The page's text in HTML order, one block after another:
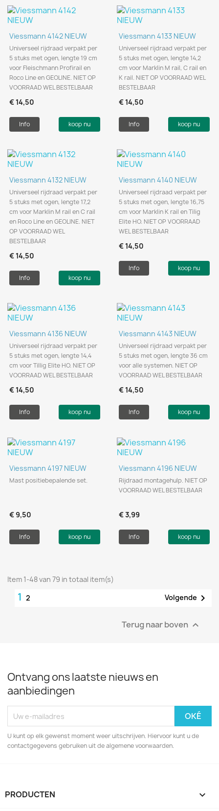
Viessmann 4142 NIEUW
Universeel rijdraad verpakt per
5 stuks met ogen, lengte 19 cm
voor Fleischmann Profirail en
Roco Line en GEOLINE. NIET OP
VOORRAAD WEL BESTELBAAR
€ 14,50
Info koop nu
Viessmann 4133 NIEUW
Universeel rijdraad verpakt per
5 stuks met ogen, lengte 14,2
cm voor Marklin M rail, C rail en
K rail. NIET OP VOORRAAD WEL
BESTELBAAR
€ 14,50
Info koop nu
Viessmann 4132 NIEUW
Universeel rijdraad verpakt per
5 stuks met ogen, lengte 17,2
cm voor Marklin M rail en C rail
en Roco Line en GEOLINE. NIET
OP VOORRAAD WEL
BESTELBAAR
€ 14,50
Info koop nu
Viessmann 4140 NIEUW
Universeel rijdraad verpakt per
5 stuks met ogen, lengte 16,75
cm voor Marklin K rail en Tilig
Elite HO. NIET OP VOORRAAD
WEL BESTELBAAR
€ 14,50
Info koop nu
Viessmann 4136 NIEUW
Universeel rijdraad verpakt per
5 stuks met ogen, lengte 14,4
cm voor Tillig Elite HO. NIET OP
VOORRAAD WEL BESTELBAAR
€ 14,50
Info koop nu
Viessmann 4143 NIEUW
Universeel rijdraad verpakt per
5 stuks met ogen, lengte 36 cm
voor alle systemen. NIET OP
VOORRAAD WEL BESTELBAAR
€ 14,50
Info koop nu
Viessmann 4197 NIEUW
Mast positiebepalende set.
€ 9,50
Info koop nu
Viessmann 4196 NIEUW
Rijdraad montagehulp. NIET OP
VOORRAAD WEL BESTELBAAR
€ 3,99
Info koop nu
Item 1-48 van 79 in totaal item(s)
1 2 Volgende 
Terug naar boven 
Ontvang ons laatste nieuws en
aanbiedingen
U kunt op elk gewenst moment weer uitschrijven. Hiervoor kunt u de
contactgegevens gebruiken uit de algemene voorwaarden.
PRODUCTEN 